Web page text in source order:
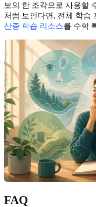
보의 한 조각으로 사용할
처럼 보인다면, 전체 학습
산증 학습 리소스를 수학
FAQ